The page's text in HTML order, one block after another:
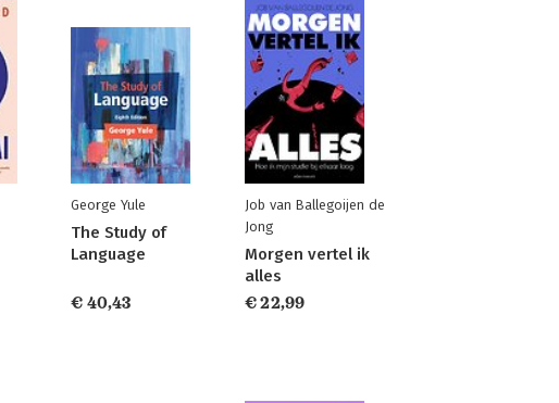
George Yule
The Study of
Language
€ 40,43
Job van Ballegoijen de
Jong
Morgen vertel ik
alles
€ 22,99